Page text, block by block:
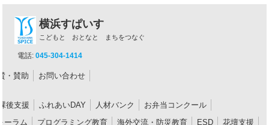
横浜すぱいす
こどもと おとなと まちをつなぐ
電話: 045-304-1414
・賛助 お問い合わせ
後支援 ふれあいDAY 人材バンク
お弁当コンクール
ーラム
プログラミング教育 海外交流・防災教育 ESD 花壇支援